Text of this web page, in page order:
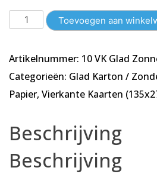
Vellen
Karton
Zonnebloem
Geel
|
|
135x270mm
|
Toevoegen aan
Artikelnummer: 10 VK Glad
Categorieën: Glad Karton /
Papier, Vierkante Kaarten
Beschrijving
Beschrijving